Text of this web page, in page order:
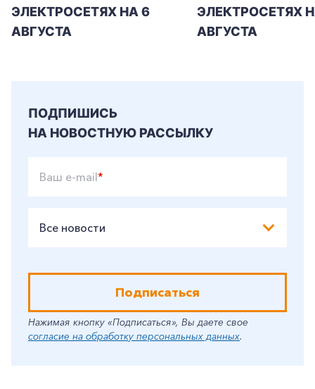
ЭЛЕКТРОСЕТЯХ НА 6
АВГУСТА
ЭЛЕКТРОСЕТЯХ
АВГУСТА
ПОДПИШИСЬ
НА НОВОСТНУЮ РАССЫЛКУ
Ваш e-mail*
Все новости
Подписаться
Нажимая кнопку «Подписаться», Вы даете свое
согласие на обработку персональных данных.